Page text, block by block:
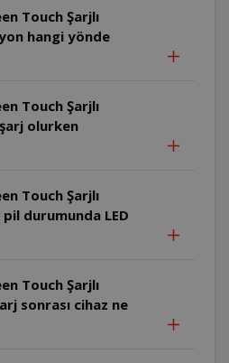
Touch Şarjlı
hangi yönde
Touch Şarjlı
olurken
Touch Şarjlı
durumunda LED
Touch Şarjlı
sonrası cihaz ne